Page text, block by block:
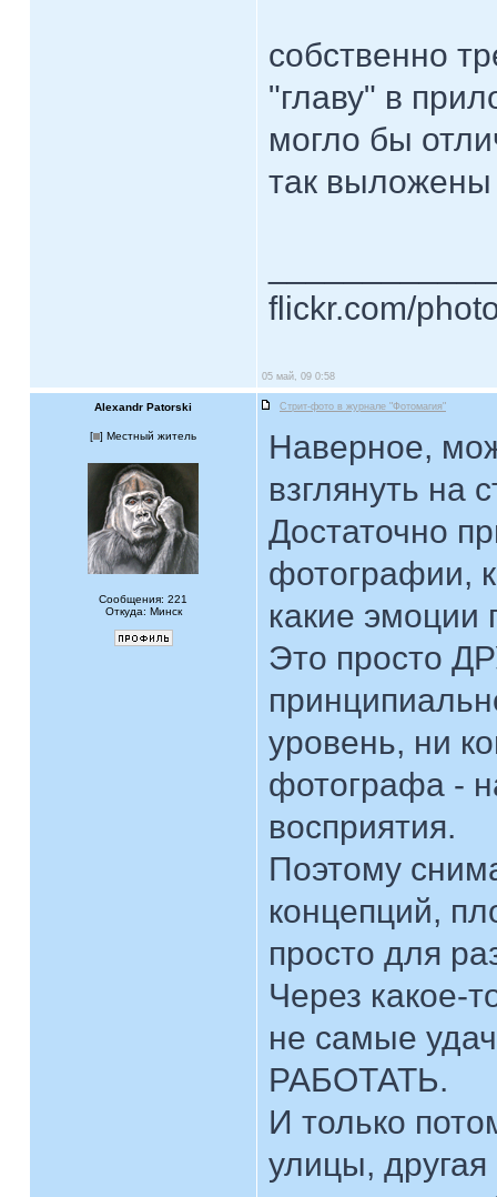
собственно
"главу" в
могло бы
так
flickr.com/
05 май, 09 0:58
Alexandr Patorski Стрит-фото в журнале "Фотомагия"
[ ] Местный житель
Сообщения: 221
Откуда: Минск
Наверное,
взглянуть на
Достаточно
фотографии,
какие эмоции
Это просто
уровень, ни
фотографа -
восприятия.
Поэтому
концепций,
просто для
Через какое-
не самые
РАБОТАТЬ.
И только
улицы,